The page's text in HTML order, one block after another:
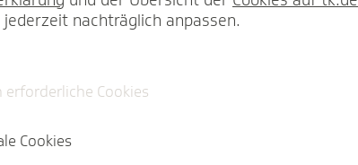
nachträglich anpassen.
erforderliche Cookies
Cookies